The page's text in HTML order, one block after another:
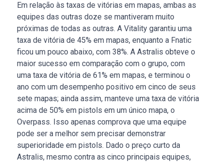
Em relação às taxas de vitórias em mapas, ambas as
equipes das outras doze se mantiveram muito
próximas de todas as outras. A Vitality garantiu uma
taxa de vitória de 45% em mapas, enquanto a Fnatic
ficou um pouco abaixo, com 38%. A Astralis obteve o
maior sucesso em comparação com o grupo, com
uma taxa de vitória de 61% em mapas, e terminou o
ano com um desempenho positivo em cinco de seus
sete mapas; ainda assim, manteve uma taxa de vitória
acima de 50% em pistols em um único mapa, o
Overpass. Isso apenas comprova que uma equipe
pode ser a melhor sem precisar demonstrar
superioridade em pistols. Dado o preço curto da
Astralis, mesmo contra as cinco principais equipes,